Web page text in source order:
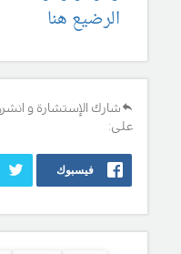
الرضيع هنا
شارك الإستشارة و
على:
فيسبوك